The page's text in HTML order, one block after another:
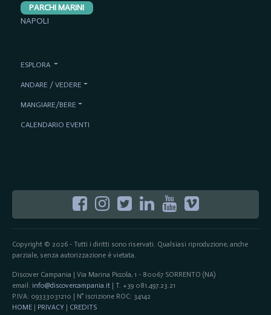
Copyright © 2026 - Tutti i diritti sono riservati. Qualsiasi riproduzione, anche
parziale, senza autorizzazione è vietata.
Discover Campania | Via Marina Piccola, 1 - 80067 SORRENTO (NA)
email: info@discovercampania.it| T. +39 081.497.23.21
P.IVA: 09333031210 | N° iscrizione ROC: 34142
HOME| PRIVACY | CREDITS
PARCHI MARINI
NAPOLI
ESPLORA
ANDARE / VEDERE
MANGIARE/BERE
CALENDARIO EVENTI